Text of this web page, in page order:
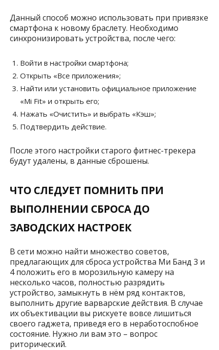
Данный способ можно использовать при привязке
смартфона к новому браслету. Необходимо
синхронизировать устройства, после чего:
Войти в настройки смартфона;
Открыть «Все приложения»;
Найти или установить официальное приложение
«Mi Fit» и открыть его;
Нажать «Очистить» и выбрать «Кэш»;
Подтвердить действие.
После этого настройки старого фитнес-трекера
будут удалены, в данные сброшены.
ЧТО СЛЕДУЕТ ПОМНИТЬ ПРИ
ВЫПОЛНЕНИИ СБРОСА ДО
ЗАВОДСКИХ НАСТРОЕК
В сети можно найти множество советов,
предлагающих для сброса устройства Ми Банд 3 и
4 положить его в морозильную камеру на
несколько часов, полностью разрядить
устройство, замыкнуть в нём ряд контактов,
выполнить другие варварские действия. В случае
их объективации вы рискуете вовсе лишиться
своего гаджета, приведя его в неработоспобное
состояние. Нужно ли вам это – вопрос
риторический.